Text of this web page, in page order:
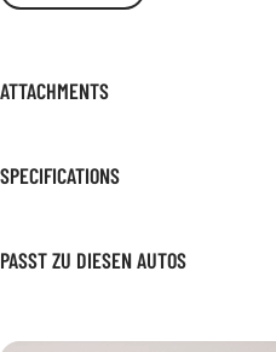
ATTACHMENTS
SPECIFICATIONS
PASST ZU DIESEN AUTOS